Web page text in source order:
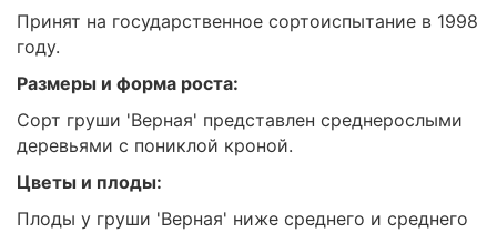
Принят на государственное сортоиспытание в 1998
году.
Размеры и форма роста:
Сорт груши 'Верная' представлен среднерослыми
деревьями с пониклой кроной.
Цветы и плоды:
Плоды у груши 'Верная' ниже среднего и среднего